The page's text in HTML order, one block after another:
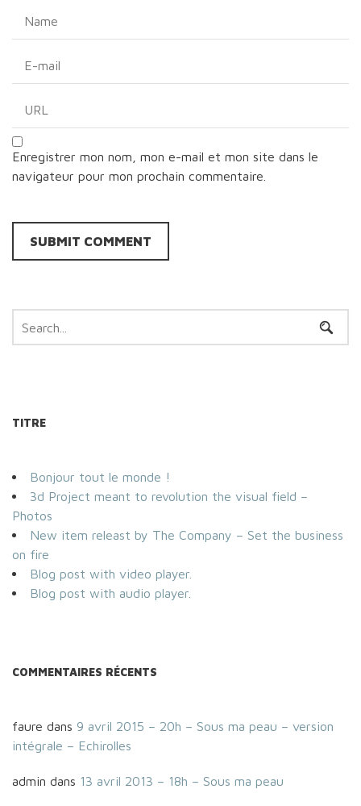
Enregistrer mon nom, mon e-mail et mon site dans le
navigateur pour mon prochain commentaire.
TITRE
Bonjour tout le monde !
3d Project meant to revolution the visual field –
Photos
New item releast by The Company – Set the business
on fire
Blog post with video player.
Blog post with audio player.
COMMENTAIRES RÉCENTS
faure dans 9 avril 2015 – 20h – Sous ma peau – version
intégrale – Echirolles
admin dans 13 avril 2013 – 18h – Sous ma peau